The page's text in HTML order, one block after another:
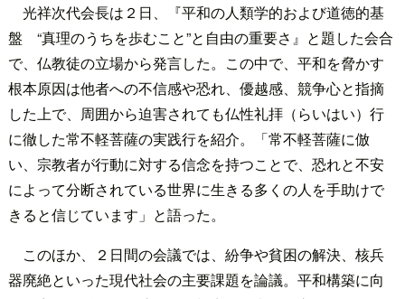
光祥次代会長は２日、『平和の人類学的および道徳的基
盤 “真理のうちを歩むこと”と自由の重要さ』と題した会合
で、仏教徒の立場から発言した。この中で、平和を脅かす
根本原因は他者への不信感や恐れ、優越感、競争心と指摘
した上で、周囲から迫害されても仏性礼拝（らいはい）行
に徹した常不軽菩薩の実践行を紹介。「常不軽菩薩に倣
い、宗教者が行動に対する信念を持つことで、恐れと不安
によって分断されている世界に生きる多くの人を手助けで
きると信じています」と語った。
このほか、２日間の会議では、紛争や貧困の解決、核兵
器廃絶といった現代社会の主要課題を論議。平和構築に向